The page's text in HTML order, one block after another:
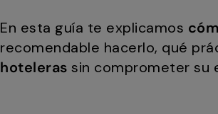
En esta guía te explicamos
recomendable hacerlo, qué
hoteleras sin comprometer su